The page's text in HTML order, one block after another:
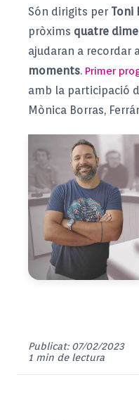
Són dirigits per Toni
pròxims quatre
ajudaran a recordar
moments. Primer
amb la participació
Mònica Borras,
Publicat: 07/02/2023
1 min de lectura